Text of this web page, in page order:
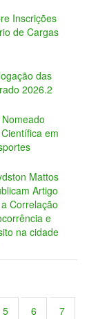
Inscrições
de Cargas
das
2026.2
em
Mattos
Artigo
Correlação
e
na cidade
5 6 7